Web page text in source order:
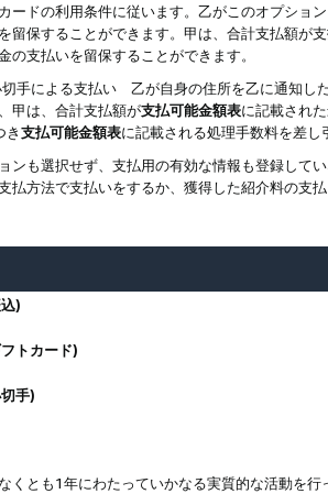
ードの利用条件に従います。乙がこのオプショ
留保することができます。甲は、合計支払額が
の支払いを留保することができます。
手による支払い 乙が自身の住所を乙に通知し
甲は、合計支払額が支払可能金額表に記載され
き支払可能金額表に記載される処理手数料を差し
ンも選択せず、支払用の有効な情報も登録して
払方法で支払いをするか、獲得した紹介料の支
)
トカード)
手)
くとも1年にわたっていかなる実質的な活動を